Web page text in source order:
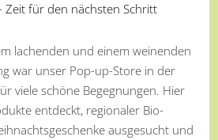
Zeit für den nächsten Schritt
lachenden und einem weinenden
war unser Pop-up-Store in der
viele schöne Begegnungen. Hier
entdeckt, regionaler Bio-
ausgesucht und